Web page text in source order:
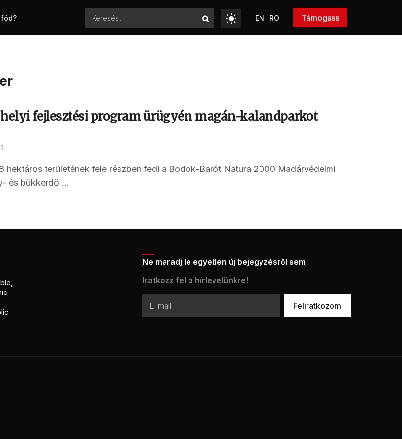
EN RO Támogass
fejlesztési program ürügyén magán-kalandparkot
hektáros területének fele részben fedi a Bodok-Barót Natura 2000 Madárvédelmi
és bükkerdő ...
Ne maradj le egyetlen új bejegyzésről sem!
Iratkozz fel a hírlevelünkre!